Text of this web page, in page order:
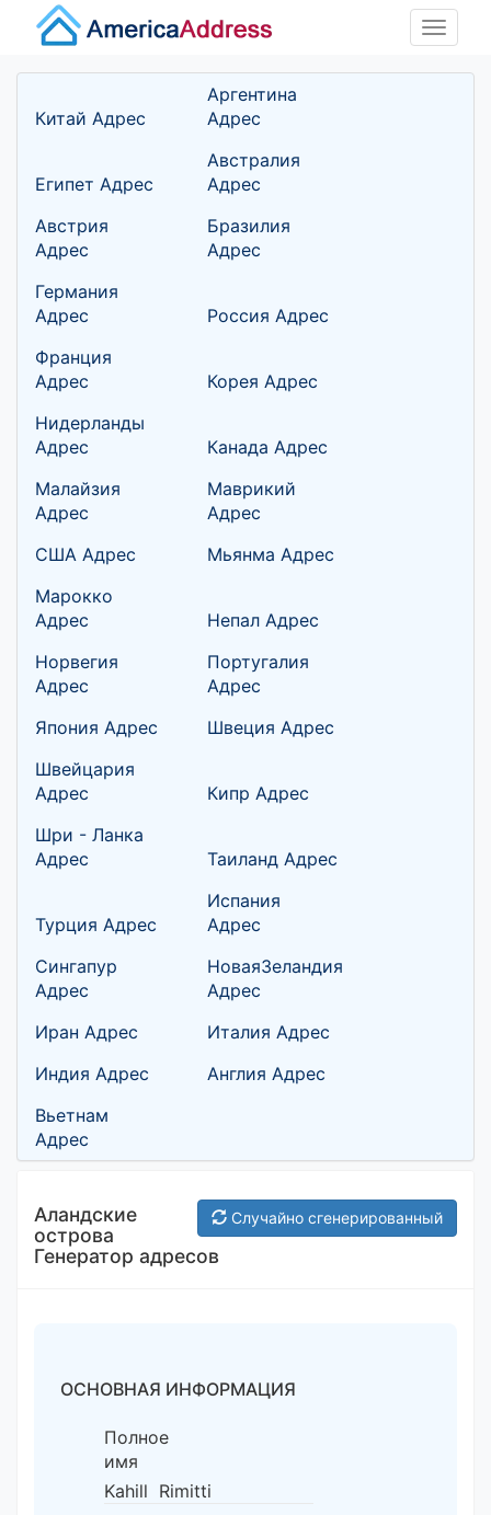
Toggle
Китай Адрес
Аргентина
Адрес
Египет Адрес
Австралия
Адрес
Австрия
Адрес
Бразилия
Адрес
Германия
Адрес
Россия Адрес
Франция
Адрес
Корея Адрес
Нидерланды
Адрес
Канада Адрес
Малайзия
Адрес
Маврикий
Адрес
США Адрес
Мьянма Адрес
Марокко
Адрес
Непал Адрес
Норвегия
Адрес
Португалия
Адрес
Япония Адрес
Швеция Адрес
Швейцария
Адрес
Кипр Адрес
Шри - Ланка
Адрес
Таиланд Адрес
Турция Адрес
Испания
Адрес
Сингапур
Адрес
НоваяЗеландия
Адрес
Иран Адрес
Италия Адрес
Индия Адрес
Англия Адрес
Вьетнам
Адрес
Случайно сгенерированный
Аландские
острова
Генератор адресов
ОСНОВНАЯ ИНФОРМАЦИЯ
Полное
имя
Kahill Rimitti